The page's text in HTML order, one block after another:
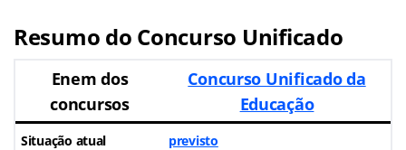
Resumo do Concurso Unificado
Enem dos
concursos
Concurso Unificado da
Educação
Situação atual previsto